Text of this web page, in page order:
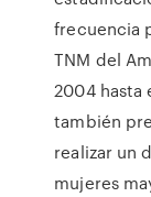
frecuencia
TNM del
2004 hasta
también
realizar un
mujeres